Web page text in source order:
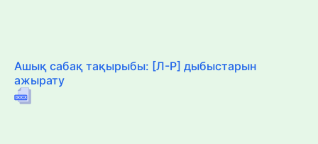
Ашық сабақ тақырыбы: [Л-Р] дыбыстарын
ажырату